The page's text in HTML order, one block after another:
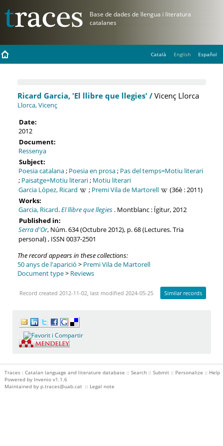
Català English Español
Ricard Garcia, 'El llibre que llegies' /Vicenç Llorca
Llorca, Vicenç
Date:
2012
Document:
Ressenya
Subject:
Poesia catalana; Poesia en prosa; Pas del temps=Motiu literari
; Paisatge=Motiu literari; Motiu literari
Garcia López, Ricard
; Premi Vila de Martorell
(36è : 2011)
Works:
Garcia, Ricard.El llibre que llegies. Montblanc : Ígitur, 2012
Published in:
Serra d'Or, Núm. 634 (Octubre 2012), p. 68 (Lectures. Tria
personal) , ISSN 0037-2501
The record appears in these collections:
50 anys de l'aparició > Premi Vila de Martorell
Document type> Reviews
Record created 2012-11-02, last modified 2024-05-25 Similar records
Traces : Catalan language and literature database :: Search:: Submit:: Personalize :: Help
Powered by Inveniov1.1.6
Maintained by p.traces@uab.cat:: Legal note